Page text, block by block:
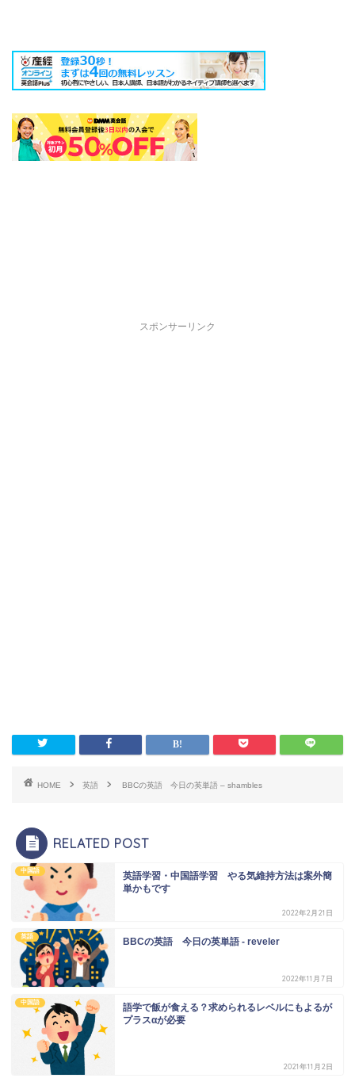
スポンサーリンク
HOME 英語 BBCの英語 今日の英単語 – shambles
RELATED POST
中国語
英語学習・中国語学習 やる気維持方法は案外簡
単かもです
2022年2月21日
英語 BBCの英語 今日の英単語 - reveler
2022年11月7日
中国語
語学で飯が食える？求められるレベルにもよるが
プラスαが必要
2021年11月2日